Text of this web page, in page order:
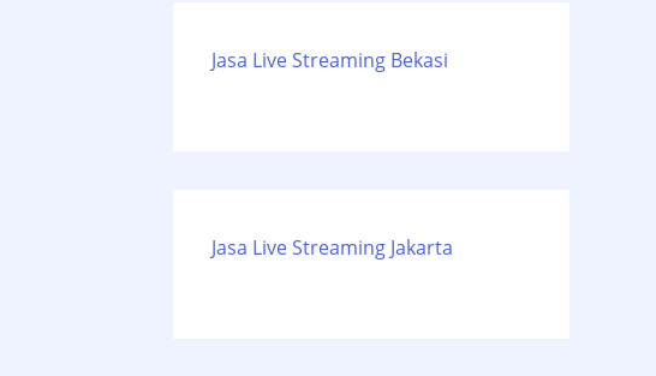
Jasa Live Streaming Bekasi
Jasa Live Streaming Jakarta